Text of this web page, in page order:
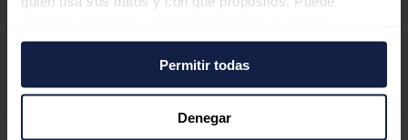
momento desde la Declaración de cookies o clicando en
el Menú de consentimiento.
Si lo permite, también quisiéramos:
Recopilar información sobre su ubicación
Permitir todas
Denegar
Noticias relacionadas
Portugal aprueba una inversión de